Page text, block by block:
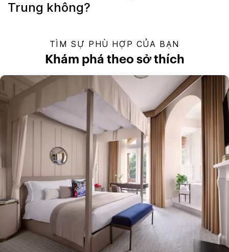
Trung không?
TÌM SỰ PHÙ HỢP CỦA BẠN
Khám phá theo sở thích